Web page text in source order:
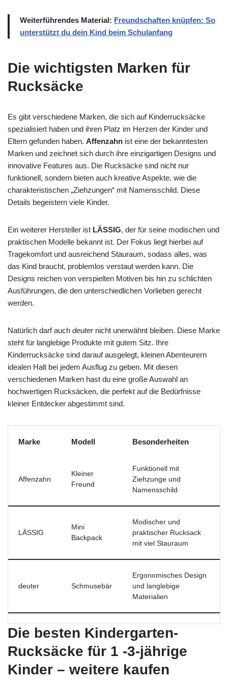
Weiterführendes Material: Freundschaften knüpfen: So
unterstützt du dein Kind beim Schulanfang
Die wichtigsten Marken für
Rucksäcke
Es gibt verschiedene Marken, die sich auf Kinderrucksäcke
spezialisiert haben und ihren Platz im Herzen der Kinder und
Eltern gefunden haben. Affenzahn ist eine der bekanntesten
Marken und zeichnet sich durch ihre einzigartigen Designs und
innovative Features aus. Die Rucksäcke sind nicht nur
funktionell, sondern bieten auch kreative Aspekte, wie die
charakteristischen „Ziehzungen“ mit Namensschild. Diese
Details begeistern viele Kinder.
Ein weiterer Hersteller ist LÄSSIG, der für seine modischen und
praktischen Modelle bekannt ist. Der Fokus liegt hierbei auf
Tragekomfort und ausreichend Stauraum, sodass alles, was
das Kind braucht, problemlos verstaut werden kann. Die
Designs reichen von verspielten Motiven bis hin zu schlichten
Ausführungen, die den unterschiedlichen Vorlieben gerecht
werden.
Natürlich darf auch deuternicht unerwähnt bleiben. Diese Marke
steht für langlebige Produkte mit gutem Sitz. Ihre
Kinderrucksäcke sind darauf ausgelegt, kleinen Abenteurern
idealen Halt bei jedem Ausflug zu geben. Mit diesen
verschiedenen Marken hast du eine große Auswahl an
hochwertigen Rucksäcken, die perfekt auf die Bedürfnisse
kleiner Entdecker abgestimmt sind.
Marke Modell Besonderheiten
Affenzahn
Kleiner
Freund
Funktionell mit
Ziehzunge und
Namensschild
LÄSSIG
Mini
Backpack
Modischer und
praktischer Rucksack
mit viel Stauraum
deuter Schmusebär
Ergonomisches Design
und langlebige
Materialien
Die besten Kindergarten-
Rucksäcke für 1 -3-jährige
Kinder – weitere kaufen